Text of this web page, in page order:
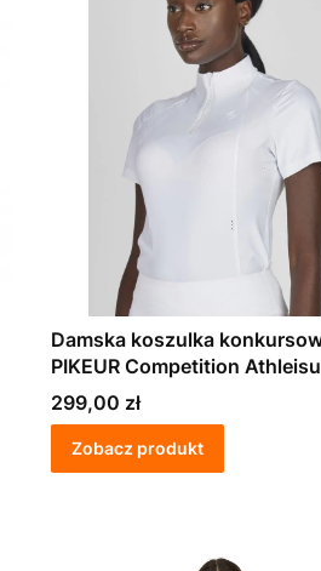
Damska koszulka
PIKEUR Competition
2026 biała
Cena
299,00 zł
Zobacz produkt